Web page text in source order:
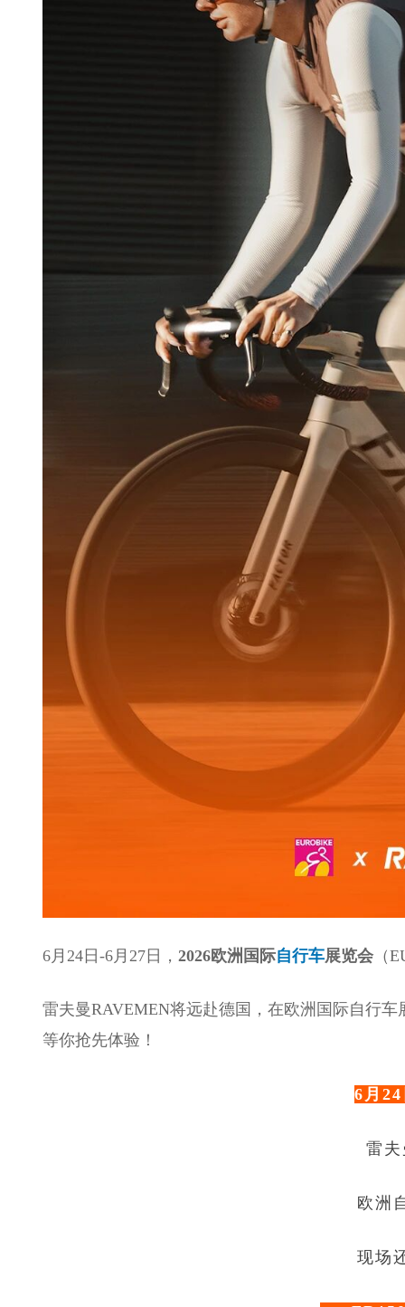
6月24日-6月27日， 2026欧洲国际自行车展览会 （
雷夫曼RAVEMEN将远赴德国，在欧洲国际自行
等你抢先体验！
6月
雷
欧洲
现场